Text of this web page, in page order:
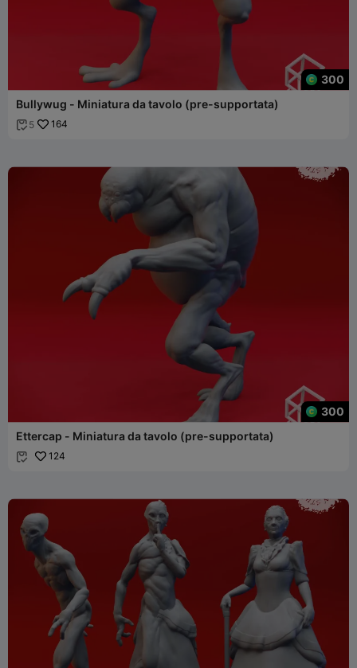
300
Bullywug - Miniatura da tavolo (pre-supportata)
 5 164
300
Ettercap - Miniatura da tavolo (pre-supportata)
 124